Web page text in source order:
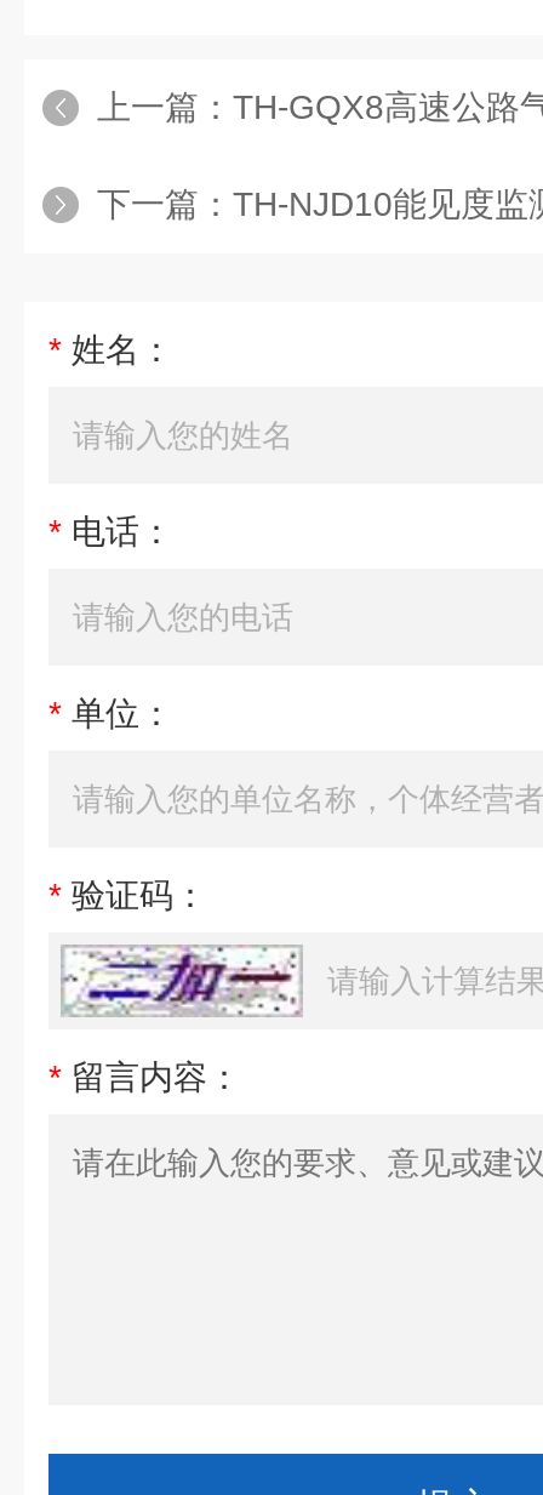
上一篇： TH-GQX8高速公路
下一篇： TH-NJD10能见度监
* 姓名：
* 电话：
* 单位：
* 验证码：
* 留言内容：